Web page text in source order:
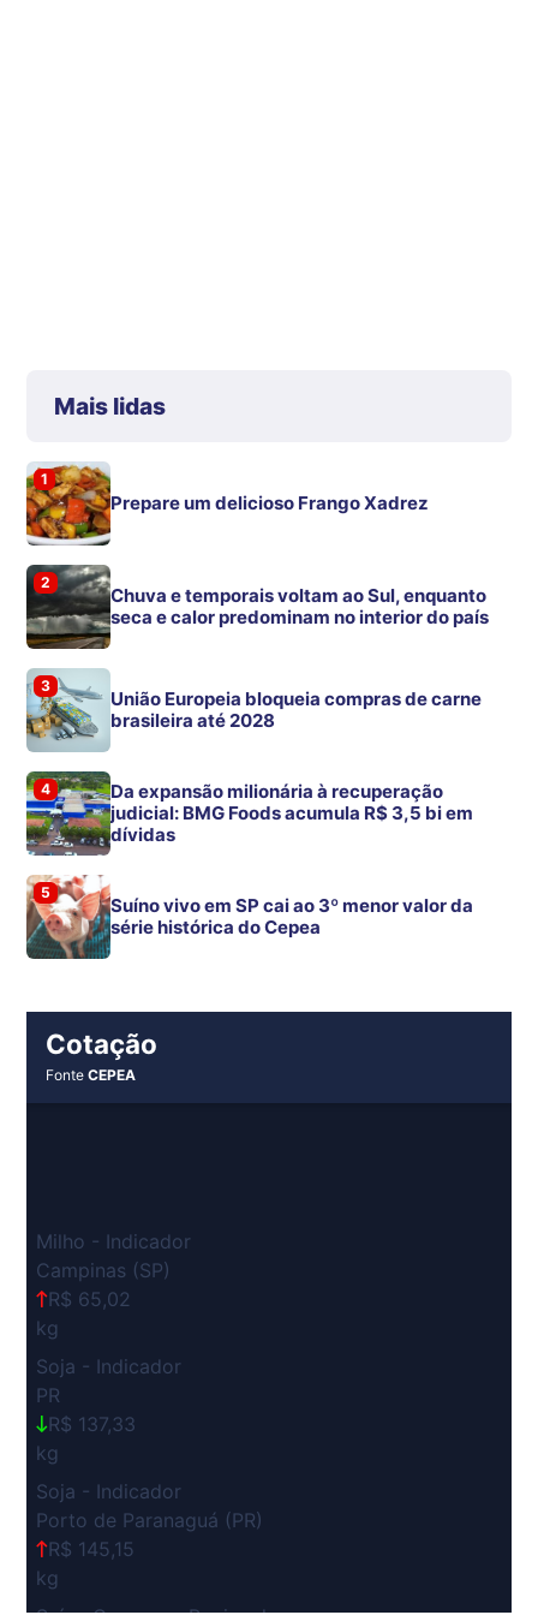
Mais lidas
1
Prepare um delicioso Frango Xadrez
2
Chuva e temporais voltam ao Sul, enquanto
seca e calor predominam no interior do país
3
União Europeia bloqueia compras de carne
brasileira até 2028
4
Da expansão milionária à recuperação
judicial: BMG Foods acumula R$ 3,5 bi em
dívidas
5
Suíno vivo em SP cai ao 3º menor valor da
série histórica do Cepea
Cotação
FonteCEPEA
Milho - Indicador
Campinas (SP)
R$ 65,02
kg
Soja - Indicador
PR
R$ 137,33
kg
Soja - Indicador
Porto de Paranaguá (PR)
R$ 145,15
kg